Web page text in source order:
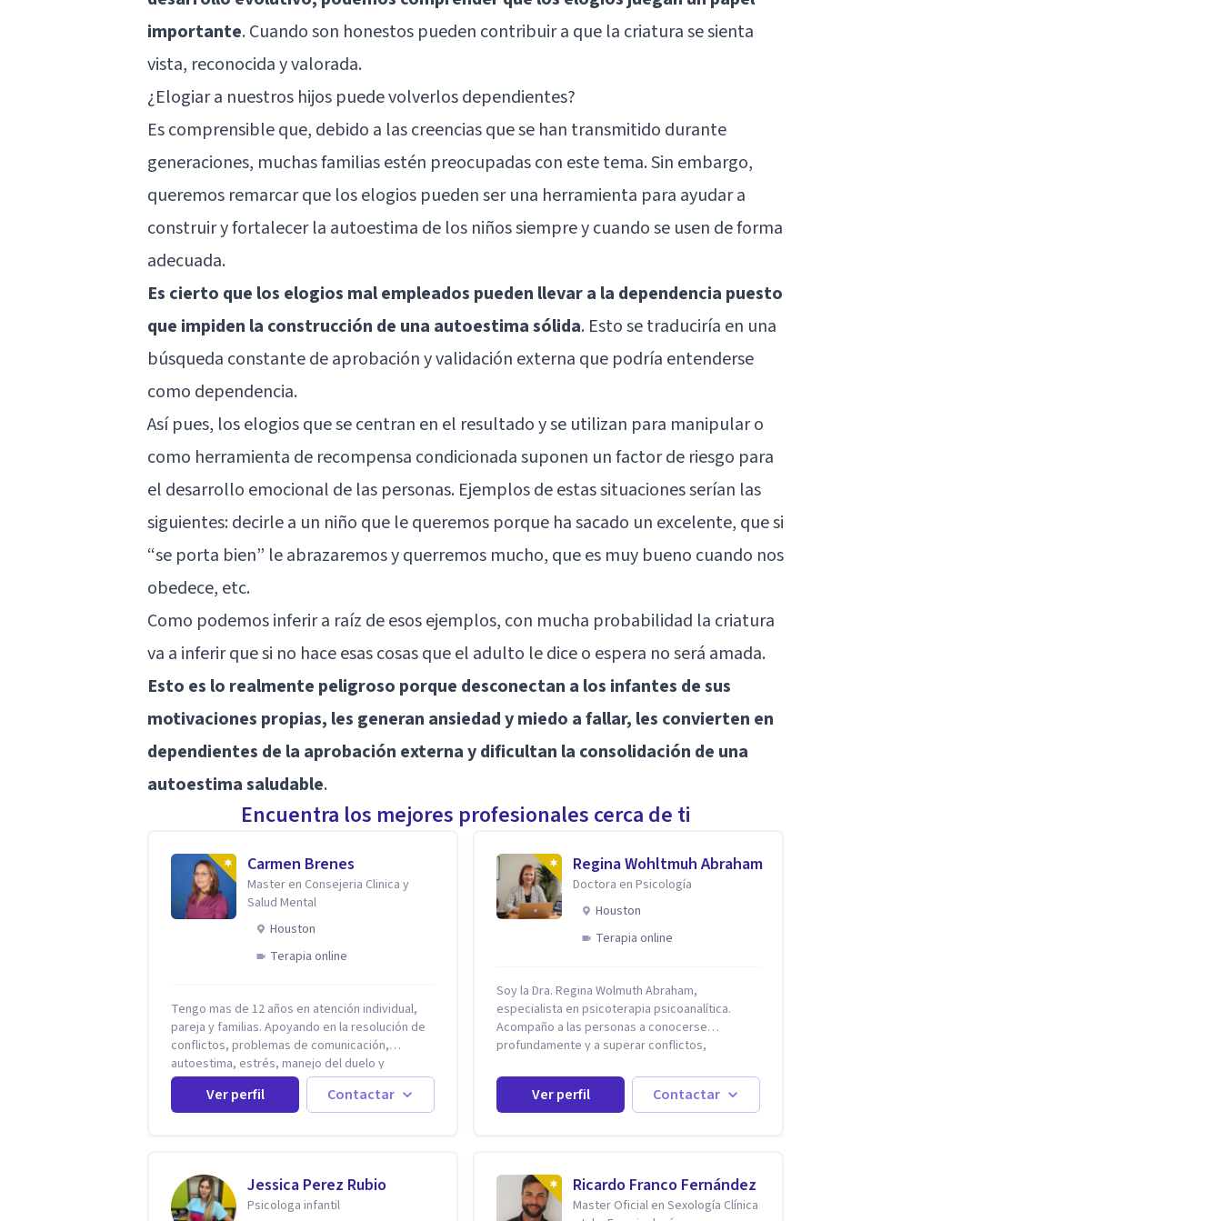
importante. Cuando son honestos pueden contribuir a que la criatura se sienta
vista, reconocida y valorada.
¿Elogiar a nuestros hijos puede volverlos dependientes?
Es comprensible que, debido a las creencias que se han transmitido durante
generaciones, muchas familias estén preocupadas con este tema. Sin embargo,
queremos remarcar que los elogios pueden ser una herramienta para ayudar a
construir y fortalecer la autoestima de los niños siempre y cuando se usen de forma
adecuada.
Es cierto que los elogios mal empleados pueden llevar a la dependencia puesto
que impiden la construcción de una autoestima sólida. Esto se traduciría en una
búsqueda constante de aprobación y validación externa que podría entenderse
como dependencia.
Así pues, los elogios que se centran en el resultado y se utilizan para manipular o
como herramienta de recompensa condicionada suponen un factor de riesgo para
el desarrollo emocional de las personas. Ejemplos de estas situaciones serían las
siguientes: decirle a un niño que le queremos porque ha sacado un excelente, que si
“se porta bien” le abrazaremos y querremos mucho, que es muy bueno cuando nos
obedece, etc.
Como podemos inferir a raíz de esos ejemplos, con mucha probabilidad la criatura
va a inferir que si no hace esas cosas que el adulto le dice o espera no será amada.
Esto es lo realmente peligroso porque desconectan a los infantes de sus
motivaciones propias, les generan ansiedad y miedo a fallar, les convierten en
dependientes de la aprobación externa y dificultan la consolidación de una
autoestima saludable.
Encuentra los mejores profesionales cerca de ti
Carmen Brenes
Master en Consejeria Clinica y
Salud Mental
Houston
Terapia online
Tengo mas de 12 años en atención individual,
pareja y familias. Apoyando en la resolución de
conflictos, problemas de comunicación,
autoestima, estrés, manejo del duelo y
personas con ansiedad y depresión, así como
problemas de conducta y comportamiento.
Desarrollo de personas maximizando su
vital para la vida de cada uno tener su propia
vision.
Ver perfil Contactar
Regina Wohltmuh Abraham
Doctora en Psicología
Houston
Terapia online
Soy la Dra. Regina Wolmuth Abraham,
especialista en psicoterapia psicoanalítica.
Acompaño a las personas a conocerse
profundamente y a superar conflictos,
su calidad de vida. He trabajado en reconocidas
instituciones como el Hospital Psiquiátrico San
Rafael, Instituto Psiquiátrico MENDAO, San
privilegio de colaborar en comunidades como
Olivar del Conde y Xochimilco, lo que me
permitió conocer diversas realidades y
Ver perfil Contactar
Jessica Perez Rubio
Psicologa infantil
Ricardo Franco Fernández
Master Oficial en Sexología Clínica